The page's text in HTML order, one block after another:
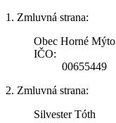
1. Zmluvná strana:
Obec Horné Mýto
IČO:
00655449
2. Zmluvná strana:
Silvester Tóth